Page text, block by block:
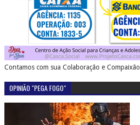
Contamos com sua Colaboração e Compaixão
OPINIÃO "PEGA FOGO"